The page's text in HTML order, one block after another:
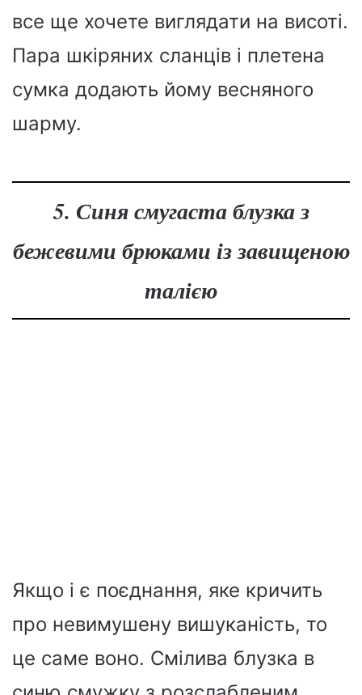
все ще хочете виглядати на висоті.
Пара шкіряних сланців і плетена
сумка додають йому весняного
шарму.
5. Синя смугаста блузка з
бежевими брюками із завищеною
талією
Якщо і є поєднання, яке кричить
про невимушену вишуканість, то
це саме воно. Смілива блузка в